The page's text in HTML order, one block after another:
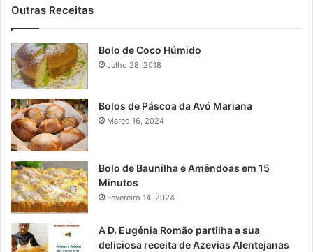
Outras Receitas
Bolo de Coco Húmido
Julho 28, 2018
Bolos de Páscoa da Avó Mariana
Março 16, 2024
Bolo de Baunilha e Amêndoas em 15
Minutos
Fevereiro 14, 2024
A D. Eugénia Romão partilha a sua
deliciosa receita de Azevias Alentejanas